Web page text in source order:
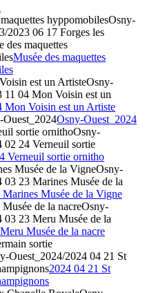
hyppomobilesOsny-
2023 06 17 Forges les
des maquettes
Musée des maquettes
est un ArtisteOsny-
11 04 Mon Voisin est un
Mon Voisin est un Artiste
Ouest_2024Osny-Ouest_2024
sortie ornithoOsny-
02 24 Verneuil sortie
Verneuil sortie ornitho
Musée de la VigneOsny-
03 23 Marines Musée de la
Marines Musée de la Vigne
de la nacreOsny-
03 23 Meru Musée de la
Musée de la nacre
sortie
Ouest_2024/2024 04 21 St
2024 04 21 St